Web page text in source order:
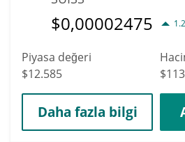
$0,00002475
Piyasa değeri
$12.585
$113
Daha fazla bilgi